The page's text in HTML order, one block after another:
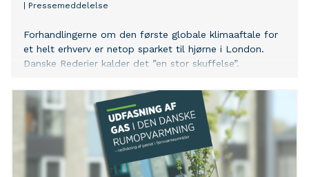
Pressemeddelelse
Forhandlingerne om den første globale klimaaftale for
et helt erhverv er netop sparket til hjørne i London.
Danske Rederier kalder det ”en stor skuffelse”.